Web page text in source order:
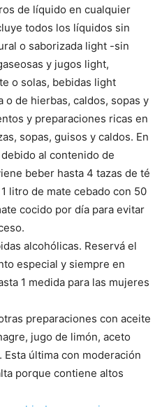
de líquido en cualquier
todos los líquidos sin
o saborizada light -sin
y jugos light,
o solas, bebidas light
o de hierbas, caldos, sopas y
y preparaciones ricas en
sopas, guisos y caldos. En
al contenido de
beber hasta 4 tazas de té
litro de mate cebado con 50
cocido por día para evitar
alcohólicas. Reservá el
especial y siempre en
1 medida para las mujeres
preparaciones con aceite
jugo de limón, aceto
Esta última con moderación
porque contiene altos